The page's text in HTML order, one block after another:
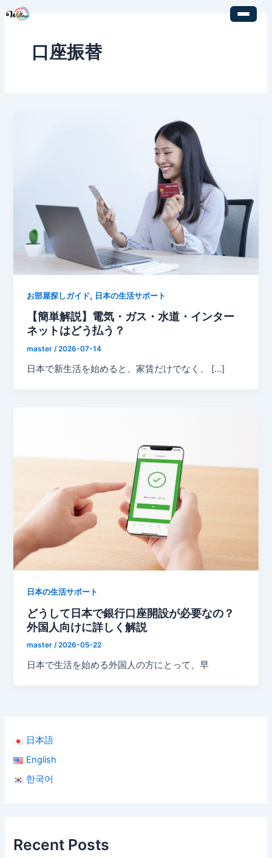
日本語
English
한국어
Recent Posts
口座振替
お部屋探しガイド, 日本の生活サポート
【簡単解説】電気・ガス・水道・インター
ネットはどう払う？
master/2026-07-14
日本で新生活を始めると、家賃だけでなく、 […]
日本の生活サポート
どうして日本で銀行口座開設が必要なの？
外国人向けに詳しく解説
master/2026-05-22
日本で生活を始める外国人の方にとって、早